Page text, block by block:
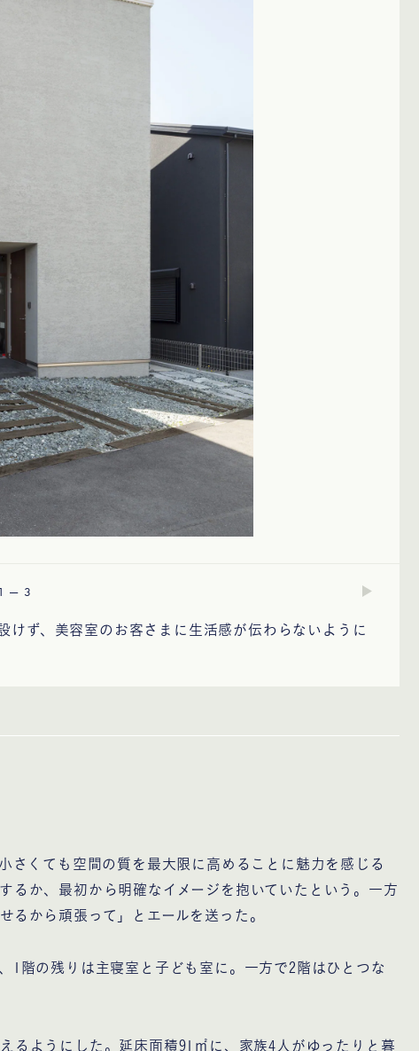
1 — 3
ず、美容室のお客さまに生活感が伝わらないように
さくても空間の質を最大限に高めることに魅力を感じる
るか、最初から明確なイメージを抱いていたという。一方
るから頑張って」とエールを送った。
1階の残りは主寝室と子ども室に。一方で2階はひとつな
るようにした。延床面積91㎡に、家族4人がゆったりと暮